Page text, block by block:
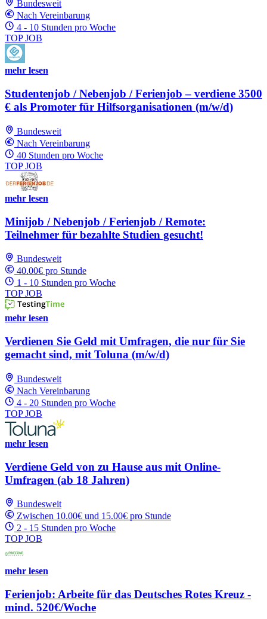
Bundesweit
Nach Vereinbarung
4 - 10 Stunden pro Woche
TOP JOB
mehr lesen
Studentenjob / Nebenjob / Ferienjob – verdiene 3500
€ als Promoter für Hilfsorganisationen (m/w/d)
Bundesweit
Nach Vereinbarung
40 Stunden pro Woche
TOP JOB
mehr lesen
Minijob / Nebenjob / Ferienjob / Remote:
Teilnehmer für bezahlte Studien gesucht!
Bundesweit
40.00€ pro Stunde
1 - 10 Stunden pro Woche
TOP JOB
mehr lesen
Verdienen Sie Geld mit Umfragen, die nur für Sie
gemacht sind, mit Toluna (m/w/d)
Bundesweit
Nach Vereinbarung
4 - 20 Stunden pro Woche
TOP JOB
mehr lesen
Verdiene Geld von zu Hause aus mit Online-
Umfragen (ab 18 Jahren)
Bundesweit
Zwischen 10.00€ und 15.00€ pro Stunde
2 - 15 Stunden pro Woche
TOP JOB
mehr lesen
Ferienjob: Arbeite für das Deutsches Rotes Kreuz -
mind. 520€/Woche